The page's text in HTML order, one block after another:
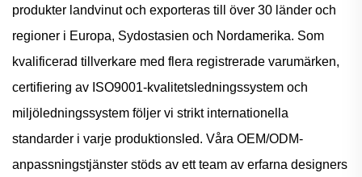
produkter landvinut och exporteras till över 30 länder och
regioner i Europa, Sydostasien och Nordamerika. Som
kvalificerad tillverkare med flera registrerade varumärken,
certifiering av ISO9001-kvalitetsledningssystem och
miljöledningssystem följer vi strikt internationella
standarder i varje produktionsled. Våra OEM/ODM-
anpassningstjänster stöds av ett team av erfarna designers